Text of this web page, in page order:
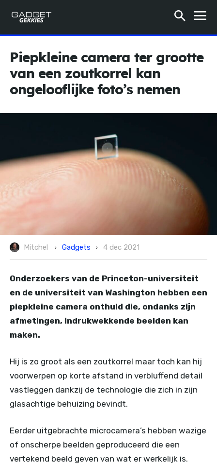
Piepkleine camera ter grootte
van een zoutkorrel kan
ongelooflijke foto’s nemen
Mitchel Gadgets 4 dec 2021
Onderzoekers van de Princeton-universiteit
en de universiteit van Washington hebben een
piepkleine camera onthuld die, ondanks zijn
afmetingen, indrukwekkende beelden kan
maken.
Hij is zo groot als een zoutkorrel maar toch kan hij
voorwerpen op korte afstand in verbluffend detail
vastleggen dankzij de technologie die zich in zijn
glasachtige behuizing bevindt.
Eerder uitgebrachte microcamera’s hebben wazige
of onscherpe beelden geproduceerd die een
vertekend beeld geven van wat er werkelijk is.